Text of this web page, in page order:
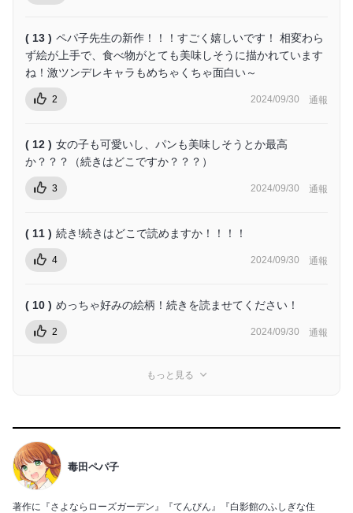
( 13 ) ペパ子先生の新作！！！すごく嬉しいです！ 相変わら
ず絵が上手で、食べ物がとても美味しそうに描かれています
ね！激ツンデレキャラもめちゃくちゃ面白い～
2 2024/09/30 通報
( 12 ) 女の子も可愛いし、パンも美味しそうとか最高
か？？？（続きはどこですか？？？）
3 2024/09/30 通報
( 11 ) 続き!続きはどこで読めますか！！！！
4 2024/09/30 通報
( 10 ) めっちゃ好みの絵柄！続きを読ませてください！
2 2024/09/30 通報
もっと見る
毒田ペパ子
著作に『さよならローズガーデン』『てんぴん』『白影館のふしぎな住